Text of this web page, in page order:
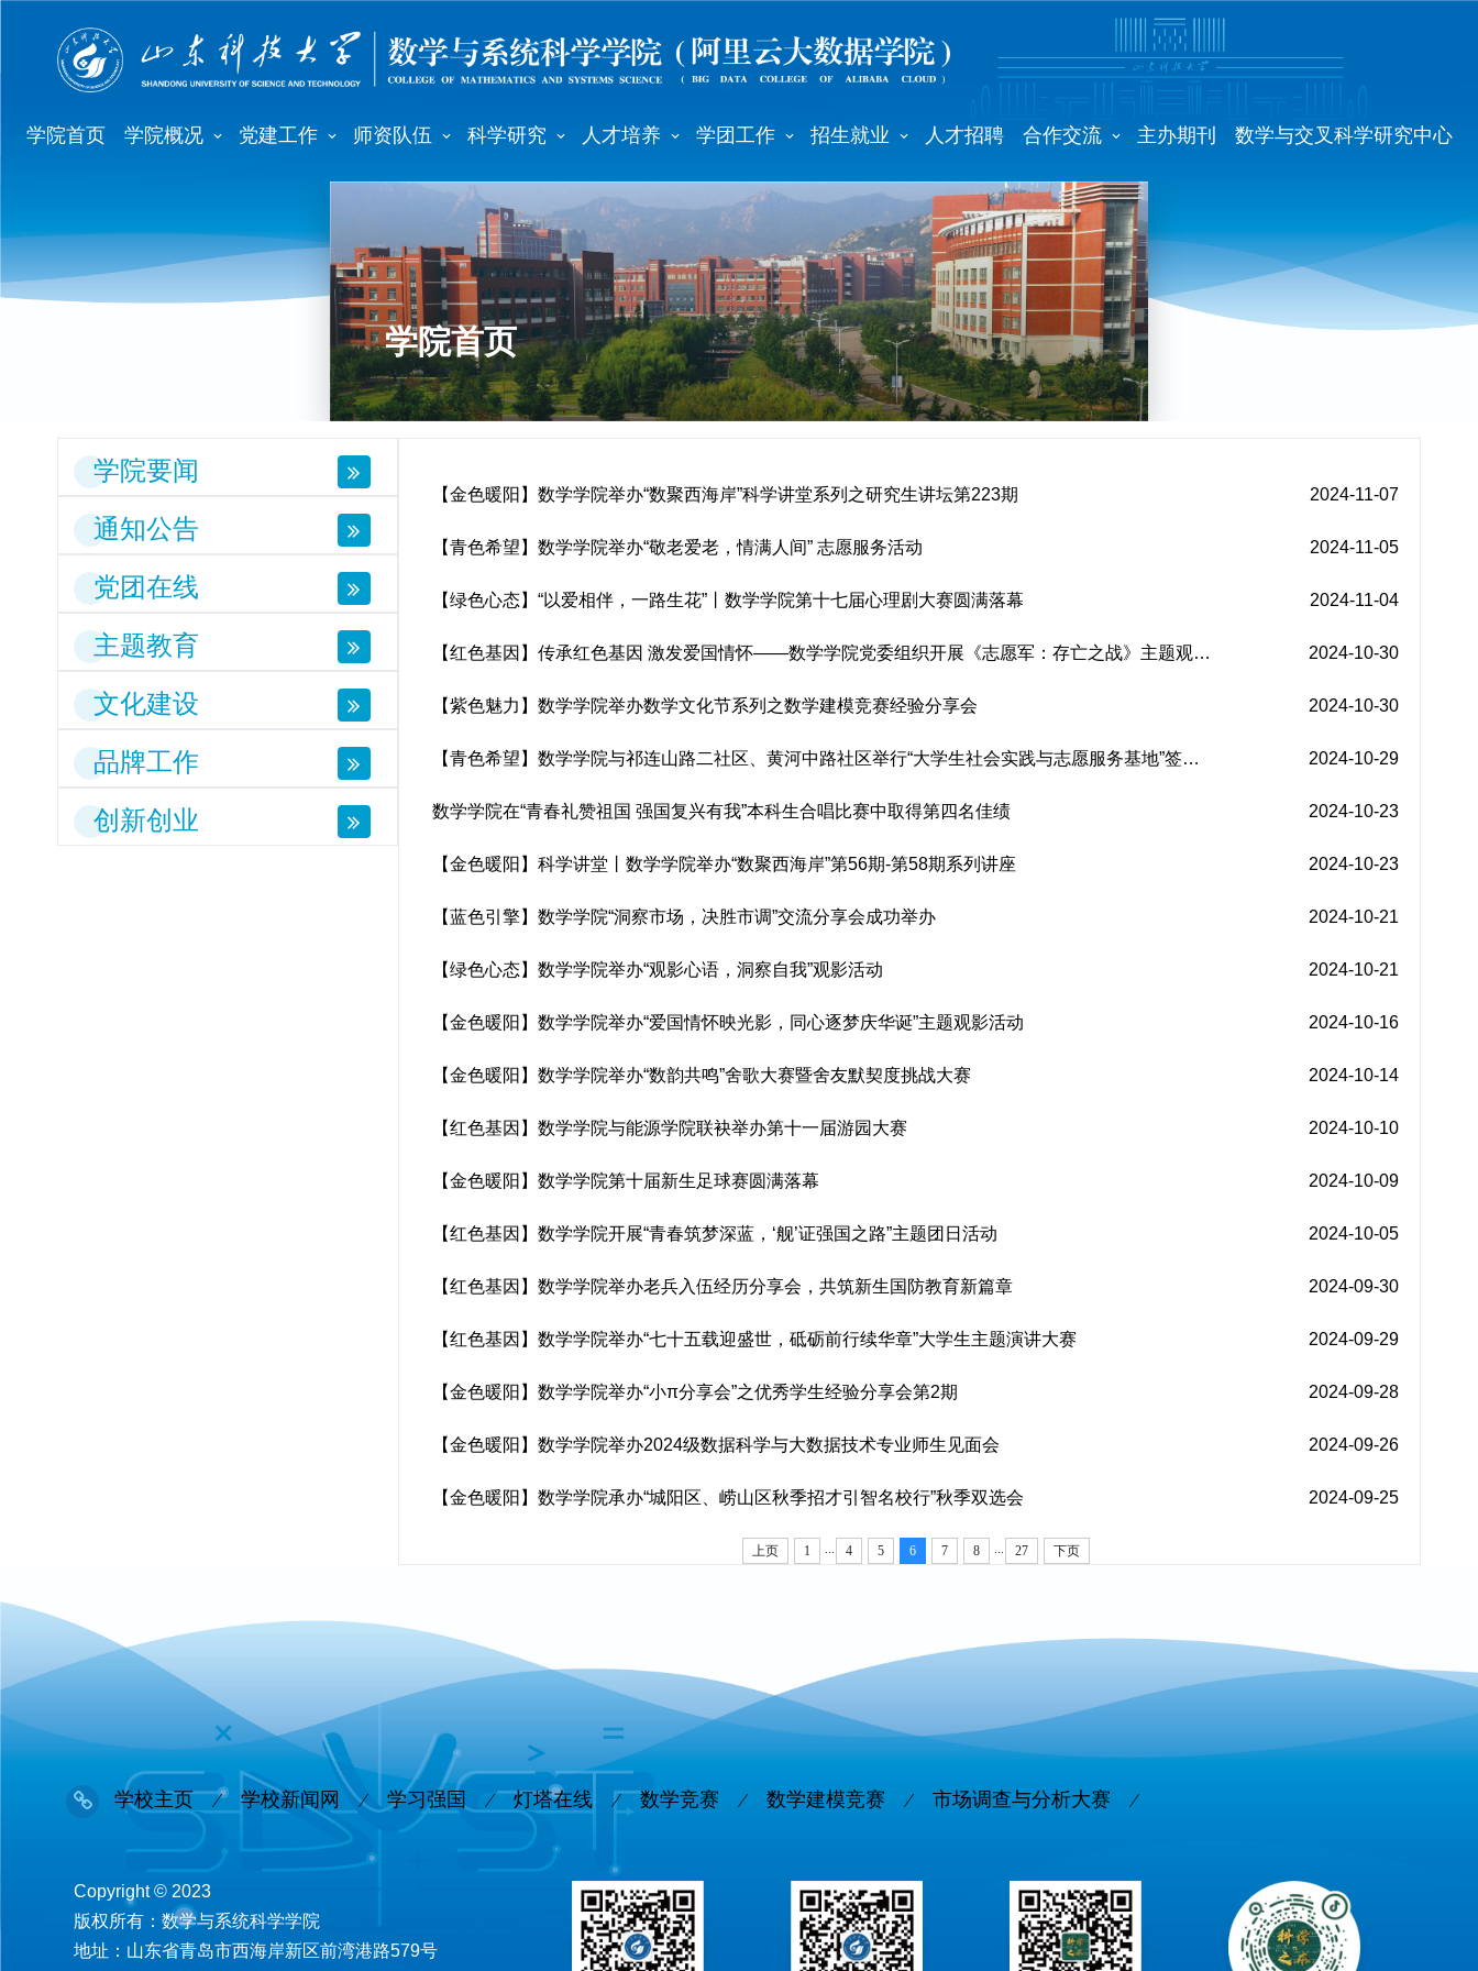
学院首页 学院概况 党建工作 师资队伍 科学研究 人才培养 学团工作 招生就业 人才招聘 合作交流 主办期刊 数学与交叉科学研究中心
学院首页
学院要闻
通知公告
党团在线
主题教育
文化建设
品牌工作
创新创业
【金色暖阳】数学学院举办“数聚西海岸”科学讲堂系列之研究生讲坛第223期 2024-11-07
【青色希望】数学学院举办“敬老爱老，情满人间” 志愿服务活动 2024-11-05
【绿色心态】“以爱相伴，一路生花”丨数学学院第十七届心理剧大赛圆满落幕 2024-11-04
【红色基因】传承红色基因 激发爱国情怀——数学学院党委组织开展《志愿军：存亡之战》主题观… 2024-10-30
【紫色魅力】数学学院举办数学文化节系列之数学建模竞赛经验分享会 2024-10-30
【青色希望】数学学院与祁连山路二社区、黄河中路社区举行“大学生社会实践与志愿服务基地”签… 2024-10-29
数学学院在“青春礼赞祖国 强国复兴有我”本科生合唱比赛中取得第四名佳绩 2024-10-23
【金色暖阳】科学讲堂丨数学学院举办“数聚西海岸”第56期-第58期系列讲座 2024-10-23
【蓝色引擎】数学学院“洞察市场，决胜市调”交流分享会成功举办 2024-10-21
【绿色心态】数学学院举办“观影心语，洞察自我”观影活动 2024-10-21
【金色暖阳】数学学院举办“爱国情怀映光影，同心逐梦庆华诞”主题观影活动 2024-10-16
【金色暖阳】数学学院举办“数韵共鸣”舍歌大赛暨舍友默契度挑战大赛 2024-10-14
【红色基因】数学学院与能源学院联袂举办第十一届游园大赛 2024-10-10
【金色暖阳】数学学院第十届新生足球赛圆满落幕 2024-10-09
【红色基因】数学学院开展“青春筑梦深蓝，‘舰’证强国之路”主题团日活动 2024-10-05
【红色基因】数学学院举办老兵入伍经历分享会，共筑新生国防教育新篇章 2024-09-30
【红色基因】数学学院举办“七十五载迎盛世，砥砺前行续华章”大学生主题演讲大赛 2024-09-29
【金色暖阳】数学学院举办“小π分享会”之优秀学生经验分享会第2期 2024-09-28
【金色暖阳】数学学院举办2024级数据科学与大数据技术专业师生见面会 2024-09-26
【金色暖阳】数学学院承办“城阳区、崂山区秋季招才引智名校行”秋季双选会 2024-09-25
上页 1 ... 4 5 6 7 8 ... 27 下页
学校主页 学校新闻网 学习强国 灯塔在线 数学竞赛 数学建模竞赛 市场调查与分析大赛
Copyright © 2023
版权所有：数学与系统科学学院
地址：山东省青岛市西海岸新区前湾港路579号